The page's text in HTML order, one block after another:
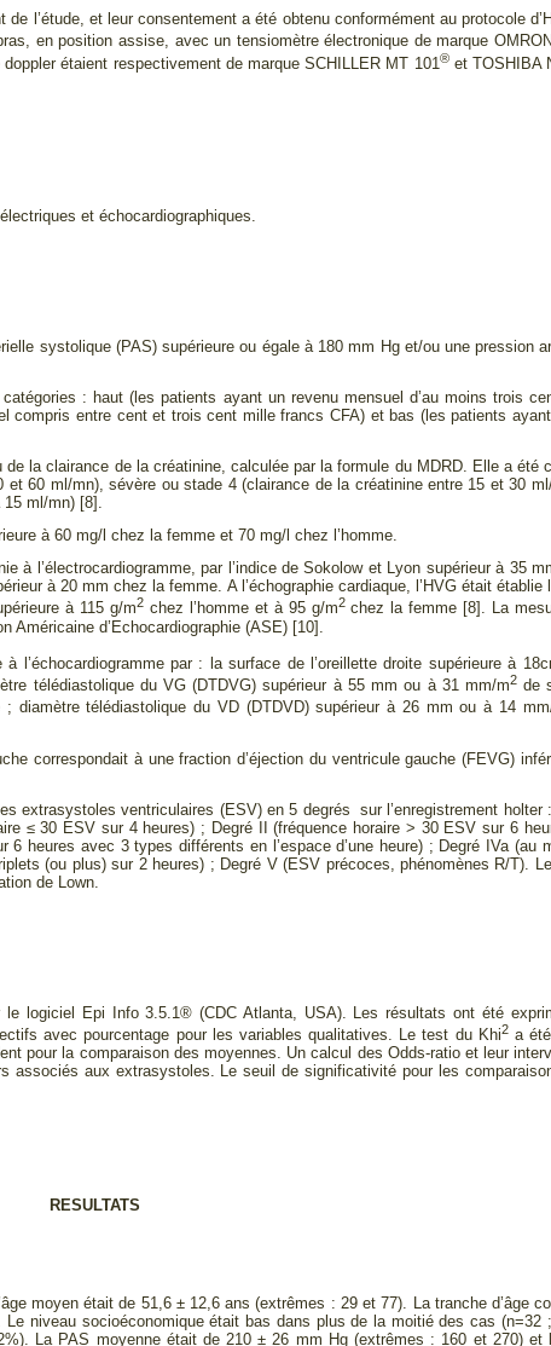
l’étude, et leur consentement a été obtenu conformément au protocole
en position assise, avec un tensiomètre électronique de marque OMRON
étaient respectivement de marque SCHILLER MT 101 ®et TOSHIBA
et échocardiographiques.
systolique (PAS) supérieure ou égale à 180 mm Hg et/ou une pression
: haut (les patients ayant un revenu mensuel d’au moins trois
compris entre cent et trois cent mille francs CFA) et bas (les patients
clairance de la créatinine, calculée par la formule du MDRD. Elle a été
60 ml/mn), sévère ou stade 4 (clairance de la créatinine entre 15 et 30
15 ml/mn) [8].
à 60 mg/l chez la femme et 70 mg/l chez l’homme.
l’électrocardiogramme, par l’indice de Sokolow et Lyon supérieur à 35
à 20 mm chez la femme. A l’échographie cardiaque, l’HVG était établie
à 115 g/m2 chez l’homme et à 95 g/m2 chez la femme [8]. La
Américaine d’Echocardiographie (ASE) [10].
par : la surface de l’oreillette droite supérieure à
télédiastolique du VG (DTDVG) supérieur à 55 mm ou à 31 mm/m2de
diamètre télédiastolique du VD (DTDVD) supérieur à 26 mm ou à 14
à une fraction d’éjection du ventricule gauche (FEVG)
ventriculaires (ESV) en 5 degrés sur l’enregistrement holter
≤ 30 ESV sur 4 heures) ; Degré II (fréquence horaire > 30 ESV sur 6
heures avec 3 types différents en l’espace d’une heure) ; Degré IVa (au
(ou plus) sur 2 heures) ; Degré V (ESV précoces, phénomènes R/T).
de Lown.
logiciel Epi Info 3.5.1® (CDC Atlanta, USA). Les résultats ont été
avec pourcentage pour les variables qualitatives. Le test du Khi2a
pour la comparaison des moyennes. Un calcul des Odds-ratio et leur
associés aux extrasystoles. Le seuil de significativité pour les
RESULTATS
moyen était de 51,6 ± 12,6 ans (extrêmes : 29 et 77). La tranche d’âge
niveau socioéconomique était bas dans plus de la moitié des cas (n=32 ;
La PAS moyenne était de 210 ± 26 mm Hg (extrêmes : 160 et 270) et